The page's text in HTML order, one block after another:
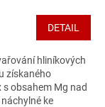
DETAIL
hliníkových
získaného
obsahem Mg nad
ke